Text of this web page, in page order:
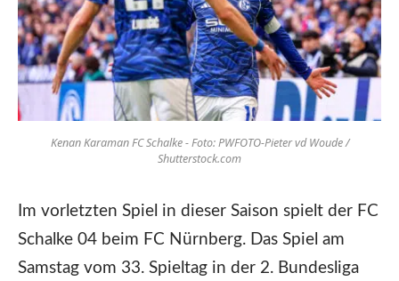
Kenan Karaman FC Schalke - Foto: PWFOTO-Pieter vd Woude /
Shutterstock.com
Im vorletzten Spiel in dieser Saison spielt der FC
Schalke 04 beim FC Nürnberg. Das Spiel am
Samstag vom 33. Spieltag in der 2. Bundesliga